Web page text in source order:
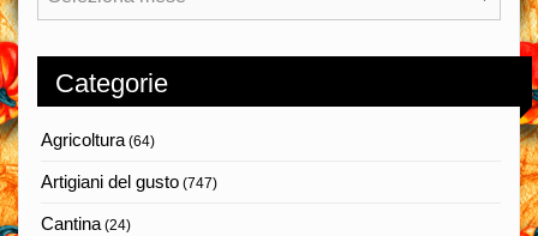
Categorie
Agricoltura(64)
Artigiani del gusto (747)
Cantina(24)